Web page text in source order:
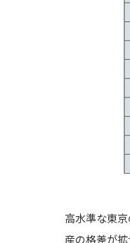
高水準な東
産の格差が